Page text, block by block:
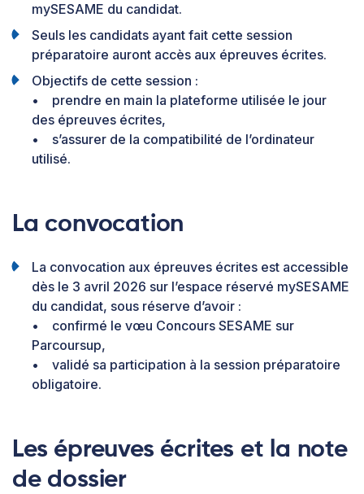
mySESAME du candidat.
Seuls les candidats ayant fait cette session
préparatoire auront accès aux épreuves écrites.
Objectifs de cette session :
• prendre en main la plateforme utilisée le jour
des épreuves écrites,
• s’assurer de la compatibilité de l’ordinateur
utilisé.
La convocation
La convocation aux épreuves écrites est accessible
dès le 3 avril 2026 sur l’espace réservé mySESAME
du candidat, sous réserve d’avoir :
• confirmé le vœu Concours SESAME sur
Parcoursup,
• validé sa participation à la session préparatoire
obligatoire.
Les épreuves écrites et la note
de dossier